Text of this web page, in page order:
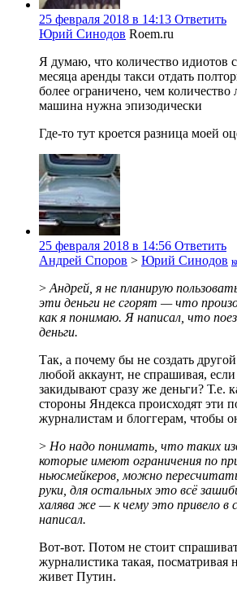
25 февраля 2018 в 14:13 Ответить
Юрий Синодов Roem.ru
Я думаю, что количество идиотов
месяца аренды такси отдать
более ограничено, чем
машина нужна эпизодически
Где-то тут кроется разница моей
25 февраля 2018 в 14:56 Ответить
Андрей Споров > Юрий Синодов
>Андрей, я не планирую
эти деньги не сгорят — что
как я понимаю. Я написал, что
деньги.
Так, а почему бы не создать
любой аккаунт, не спрашивая,
закидывают сразу же деньги? Т.е.
стороны Яндекса происходят эти
журналистам и блоггерам, чтобы
> Но надо понимать, что таких
которые имеют ограничения по
ньюсмейкеров, можно
руки, для остальных это всё
халява же — к чему это привело в
написал.
Вот-вот. Потом не стоит
журналистика такая,
живет Путин.